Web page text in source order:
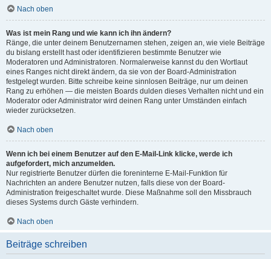
Nach oben
Was ist mein Rang und wie kann ich ihn ändern?
Ränge, die unter deinem Benutzernamen stehen, zeigen an, wie viele Beiträge
du bislang erstellt hast oder identifizieren bestimmte Benutzer wie
Moderatoren und Administratoren. Normalerweise kannst du den Wortlaut
eines Ranges nicht direkt ändern, da sie von der Board-Administration
festgelegt wurden. Bitte schreibe keine sinnlosen Beiträge, nur um deinen
Rang zu erhöhen — die meisten Boards dulden dieses Verhalten nicht und ein
Moderator oder Administrator wird deinen Rang unter Umständen einfach
wieder zurücksetzen.
Nach oben
Wenn ich bei einem Benutzer auf den E-Mail-Link klicke, werde ich
aufgefordert, mich anzumelden.
Nur registrierte Benutzer dürfen die foreninterne E-Mail-Funktion für
Nachrichten an andere Benutzer nutzen, falls diese von der Board-
Administration freigeschaltet wurde. Diese Maßnahme soll den Missbrauch
dieses Systems durch Gäste verhindern.
Nach oben
Beiträge schreiben